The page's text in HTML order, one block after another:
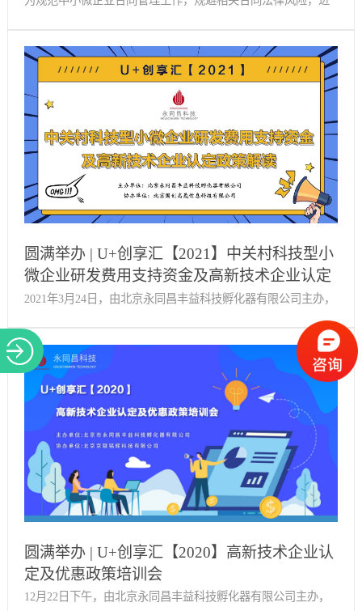
师积极交流，随时请教。永同昌科技孵化器与丰台区市场监督
业提高自身防范和抵御专利风险的能力，促进科技创新能力的
提升。孵化器作为丰台区知识产权指导站将广泛宣传国家关于
知识产权工作的决策部署，积极推动知识产权文化建设，加强
与外部知产服务机构的合作，帮助企业对接到专业高质量的专
利信息服务，从而获得更有效长远的发展。
险，有效维护公司日常权益。4月15日下午永同昌科技孵化器联
合北京京益律师事务所在西国贸·科技孵化广场多功能厅为大家
深入讲解企业经营合同风险防范相关内容。下午两点，培训会
正式开始。创业服务部经理李少鹏主持本次活动。会上，赵晨
华律师通过各类合同的案例解析让大家认识到了合同的重要
性，以及如何在合同签订前准确识别和防范相关法律风险，介
绍了产生合同纠纷后的各类解决方式。（以上为部分政策相关
内容）本次培训会对参会人员今后工作的开展具有很强的指导
工在合同签订、履行等各环节的风险防范意识和能力。今后，
永同昌科技将举办更多类似活动，搭建企业交流服务平台，为
企业提供更全方位、综合性的创业服务支持，助力企业高质量
发展。
圆满举办 | U+创享汇【2021】中关村科技型小
微企业研发费用支持资金及高新技术企业认定
政策解读
2021年3月24日，由北京永同昌丰益科技孵化器有限公司主办，
北京国创高晟信息科技有限公司协办的《中关村科技型小微企
业研发费用支持资金及高新技术企业认定政策解读培训会》在
西国贸·科技孵化广场多功能厅圆满举办。来自北京国创高晟信
息科技有限公司的吕建英导师出席本次培训会，会上邀请到了
十余家企业代表参加。下午两点，培训会正式开始。创业服务
部经理李少鹏主持本次活动。会上，吕建英老师与大家分享了
小微企业研发费用支持资金政策依据、归集范围、优惠明细等
相关知识，以及国高新技术企业申报条件、流程，申报领域选
择、人员是否符合、成果转化准备是否充分、高新技术产品是
结束后，各企业负责人积极向老师提出问题，与老师沟通交
流，受益良多。本次培训会圆满举办有很强的指导意义，中关
村科技型小微企业研发费用支持资金、国高新科技创新政策宣
圆满举办 | U+创享汇【2020】高新技术企业认
定及优惠政策培训会
12月22日下午，由北京永同昌丰益科技孵化器有限公司主办，